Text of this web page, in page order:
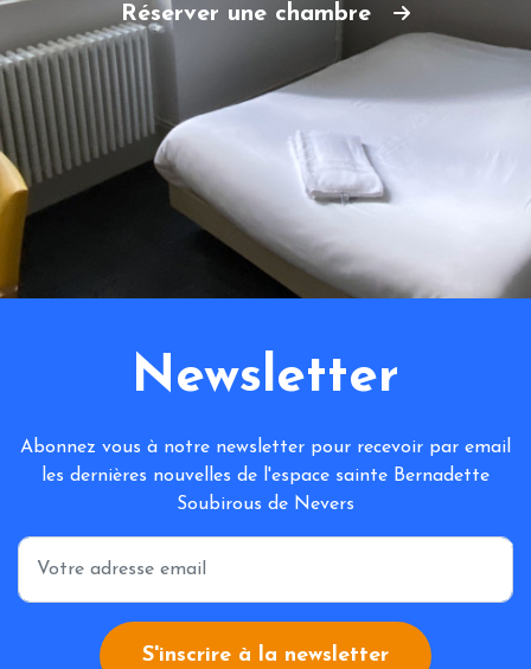
Réserver une chambre
Newsletter
Abonnez vous à notre newsletter pour recevoir par email
les dernières nouvelles de l'espace sainte Bernadette
Soubirous de Nevers
*
S'inscrire à la newsletter